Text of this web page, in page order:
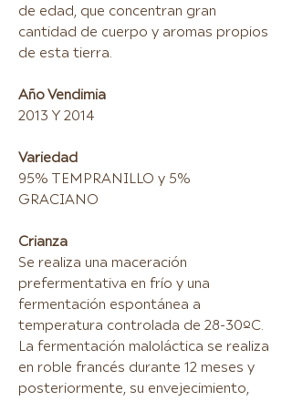
de edad, que concentran gran
cantidad de cuerpo y aromas propios
de esta tierra.
Año Vendimia
2013 Y 2014
Variedad
95% TEMPRANILLO y 5%
GRACIANO
Crianza
Se realiza una maceración
prefermentativa en frío y una
fermentación espontánea a
temperatura controlada de 28-30ºC.
La fermentación maloláctica se realiza
en roble francés durante 12 meses y
posteriormente, su envejecimiento,